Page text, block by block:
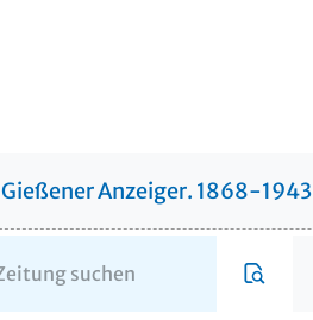
Gießener Anzeiger. 1868-1943